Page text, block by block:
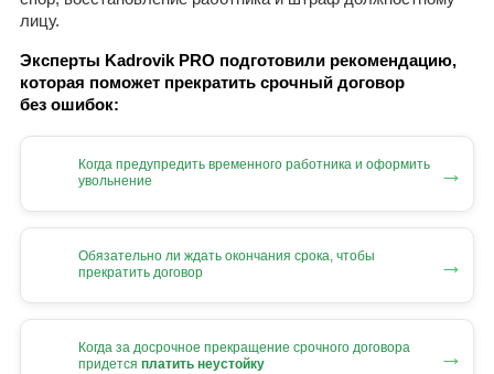
лицу.
Эксперты Kadrovik PRO подготовили рекомендацию,
которая поможет прекратить срочный договор
без ошибок:
Когда предупредить временного работника и оформить
увольнение
→
Обязательно ли ждать окончания срока, чтобы
прекратить договор
→
Когда за досрочное прекращение срочного договора
придется платить неустойку →